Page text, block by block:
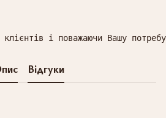
клієнтів і поважаючи Вашу
Відгуки